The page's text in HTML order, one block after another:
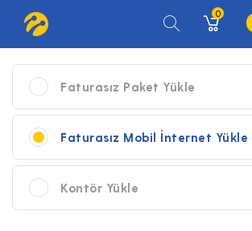
0
Faturasız Paket Yükle
Faturasız Mobil İnternet Yükle
Kontör Yükle